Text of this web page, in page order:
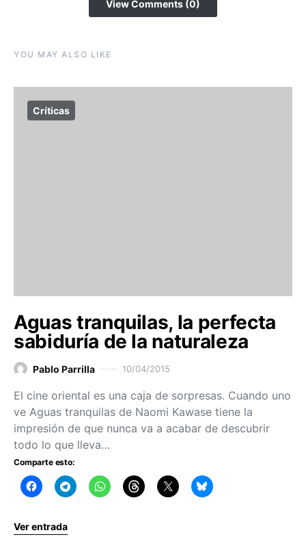
View Comments (0)
YOU MAY ALSO LIKE
Críticas
Aguas tranquilas, la perfecta
sabiduría de la naturaleza
Pablo Parrilla 10/04/2015
El cine oriental es una caja de sorpresas. Cuando uno
ve Aguas tranquilas de Naomi Kawase tiene la
impresión de que nunca va a acabar de descubrir
todo lo que lleva…
Comparte esto:
Ver entrada